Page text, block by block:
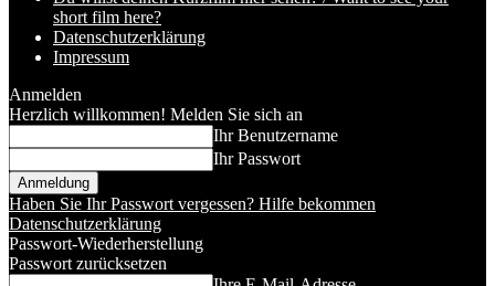
short film here?
Datenschutzerklärung
Impressum
Anmelden
Herzlich willkommen! Melden Sie sich an
Ihr Benutzername
Ihr Passwort
Haben Sie Ihr Passwort vergessen? Hilfe bekommen
Datenschutzerklärung
Passwort-Wiederherstellung
Passwort zurücksetzen